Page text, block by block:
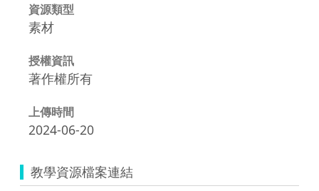
資源類型
素材
授權資訊
著作權所有
上傳時間
2024-06-20
教學資源檔案連結